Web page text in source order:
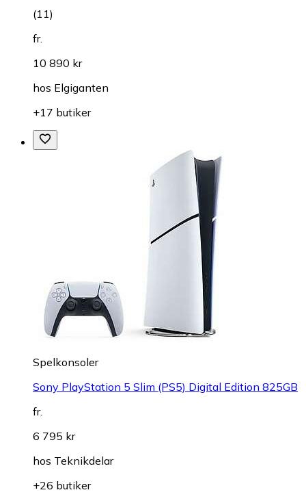
(11)
fr.
10 890 kr
hos Elgiganten
+17 butiker
Spelkonsoler
Sony PlayStation 5 Slim (PS5) Digital Edition 825GB
fr.
6 795 kr
hos Teknikdelar
+26 butiker